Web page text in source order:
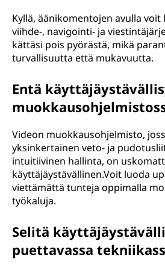
Kyllä, äänikomentojen avulla
viihde-, navigointi- ja
kättäsi pois pyörästä, mikä
turvallisuutta että mukavuutta.
Entä
Videon muokkausohjelmisto,
yksinkertainen veto- ja
intuitiivinen hallinta, on
käyttäjäystävällinen.Voit luoda
viettämättä tunteja oppimalla
työkaluja.
Selitä
puettavassa